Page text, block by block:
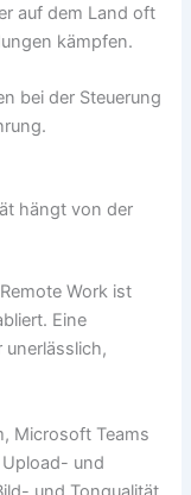
auf dem Land oft
kämpfen.
bei der Steuerung
hängt von der
Work ist
Eine
Microsoft Teams
und